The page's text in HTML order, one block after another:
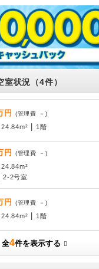
状況（4件）
円 (管理費 －)
24.84m² | 1階
円 (管理費 －)
24.84m²
2-2号室
円 (管理費 －)
24.84m² | 1階
全4件を表示する